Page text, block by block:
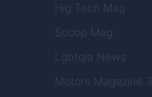
Hig Tech Mag
Scoop Mag
Lgbtqia News
Motors Magazine